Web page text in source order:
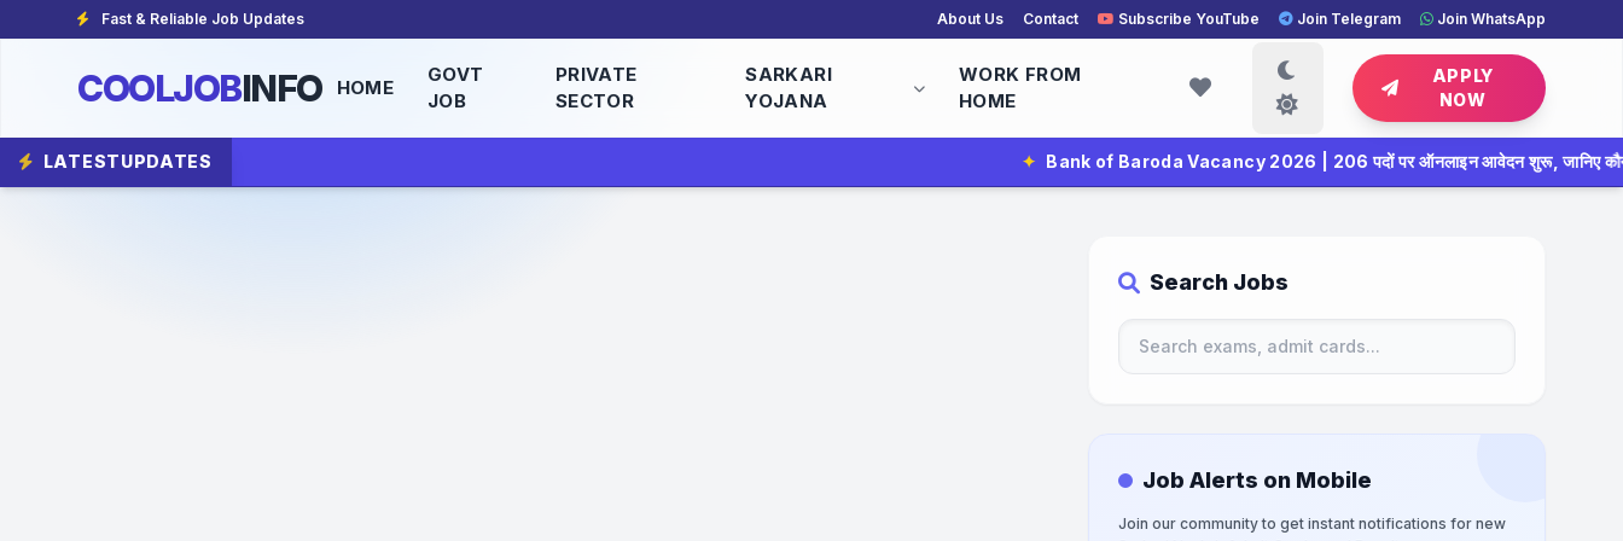
Fast & Reliable Job Updates About Us Contact Subscribe YouTube Join Telegram Join WhatsApp
COOLJOBINFO HOME
GOVT
JOB
PRIVATE
SECTOR
SARKARI
YOJANA
WORK FROM
HOME
APPLY
NOW
LATESTUPDATES Bank of Baroda Vacancy 2026 | 206 पदों पर ऑनलाइन आवेदन शुरू, जानिए कौन कर सकता है अप्लाई
Search Jobs
Job Alerts on Mobile
Join our community to get instant notifications for new